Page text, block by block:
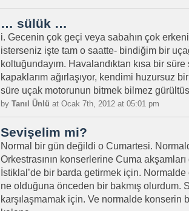
… sülük …
i. Gecenin çok geçi veya sabahın çok erkeni
isterseniz işte tam o saatte- bindiğim bir
koltuğundayım. Havalandıktan kısa bir
kapaklarım ağırlaşıyor, kendimi huzursuz
süre uçak motorunun bitmek bilmez
by Tanıl Ünlü at Ocak 7th, 2012 at 05:01 pm
Sevişelim mi?
Normal bir gün değildi o Cumartesi.
Orkestrasının konserlerine Cuma
İstiklal’de bir barda getirmek için. Normalde
ne olduğuna önceden bir bakmış olurdum.
karşılaşmamak için. Ve normalde konserin